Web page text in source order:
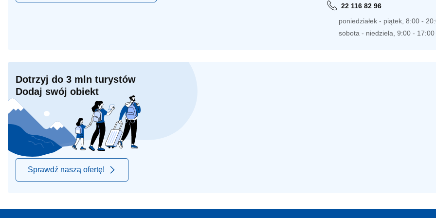
22 116 82 96
poniedziałek - piątek, 8:00 -
sobota - niedziela, 9:00 - 17:00
Dotrzyj do 3 mln turystów
Dodaj swój obiekt
Sprawdź naszą ofertę!